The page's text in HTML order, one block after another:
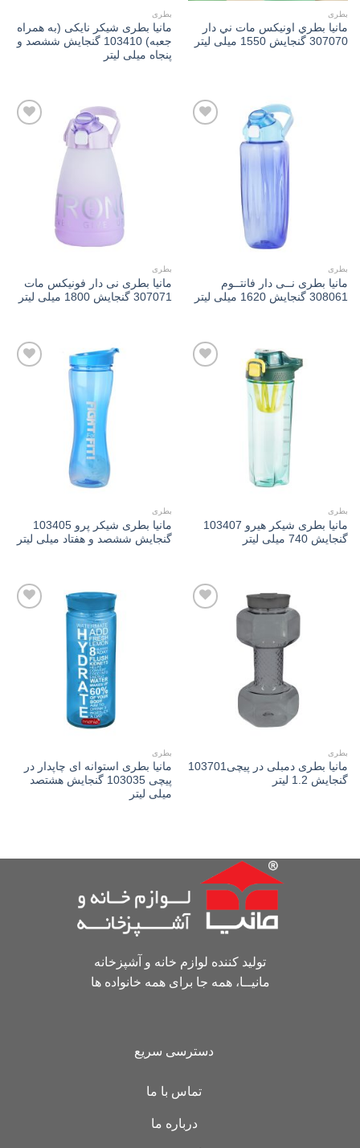
بطری
مانیا بطري اونیكس مات ني دار
307070 گنجایش 1550 میلی لیتر
بطری
مانیا بطری شیکر نايکی (به همراه
جعبه) 103410 گنجایش ششصد و
پنجاه میلی لیتر
بطری
مانیا بطری نــی دار فانتــوم
308061 گنجایش 1620 میلی لیتر
بطری
مانیا بطری نی دار فونیکس مات
307071 گنجایش 1800 میلی لیتر
بطری
مانیا بطری شیکر هیرو 103407
گنجایش 740 میلی لیتر
بطری
مانیا بطری شیکر پرو 103405
گنجایش ششصد و هفتاد میلی لیتر
بطری
مانیا بطری دمبلی در پیچی103701
گنجایش 1.2 لیتر
بطری
مانیا بطری استوانه ای چاپدار در
پیچی 103035 گنجایش هشتصد
میلی لیتر
تولید کننده لوازم خانه و آشپزخانه
مانیــا، همه جا برای همه خانواده ها
دسترسی سریع
تماس با ما
درباره ما